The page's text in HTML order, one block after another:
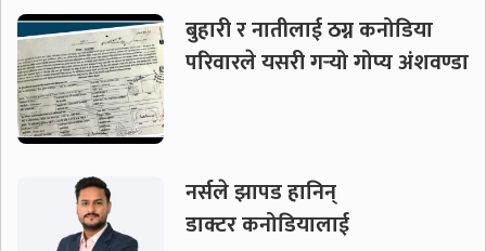
बुहारी र नातीलाई ठग्न कनोडिया
परिवारले यसरी गर्‍यो गोप्य अंशवण्डा
नर्सले झापड हानिन्
डाक्टर कनोडियालाई